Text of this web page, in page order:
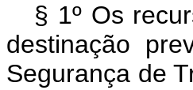
§ 1º Os
destinação
Segurança de